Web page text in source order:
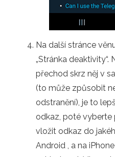
Na další stránce
„Stránka
přechod skrz něj v
(to může způsobit
odstranění), je to
odkaz, poté vyberte
vložit odkaz do
Android , a na